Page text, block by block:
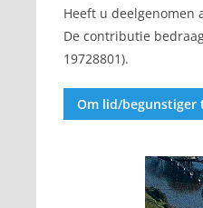
Heeft u deelgenomen
De contributie
19728801).
Om lid/begunstiger